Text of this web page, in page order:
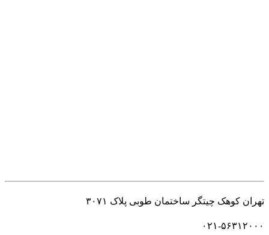
تهران کوهک چیتگر ساختمان طوبی پلاک ۳۰۷۱
۰۲۱-۵۶۳۱۲۰۰۰